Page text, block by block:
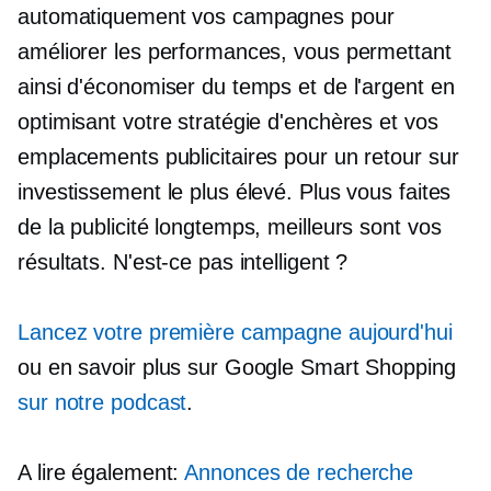
automatiquement vos campagnes pour
améliorer les performances, vous permettant
ainsi d'économiser du temps et de l'argent en
optimisant votre stratégie d'enchères et vos
emplacements publicitaires pour un retour sur
investissement le plus élevé. Plus vous faites
de la publicité longtemps, meilleurs sont vos
résultats. N'est-ce pas intelligent ?
Lancez votre première campagne aujourd'hui
ou en savoir plus sur Google Smart Shopping
sur notre podcast.
A lire également:Annonces de recherche